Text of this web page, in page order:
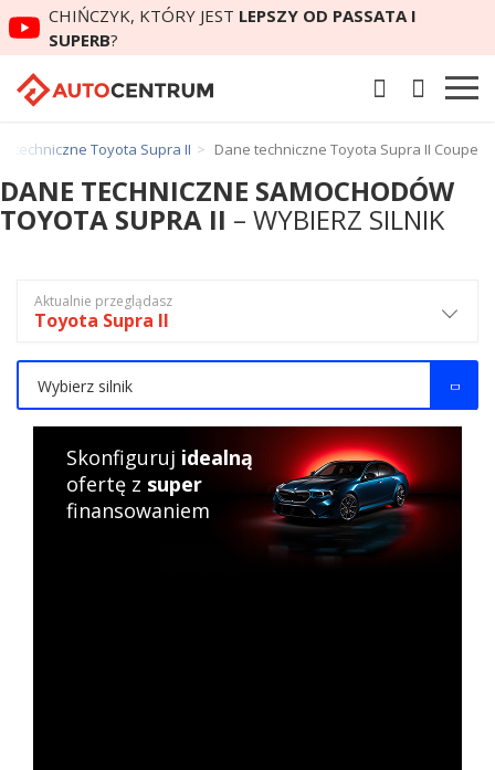
CHIŃCZYK, KTÓRY JEST LEPSZY OD PASSATA I
SUPERB?
techniczne Toyota Supra II Dane techniczne Toyota Supra II Coupe
DANE TECHNICZNE SAMOCHODÓW
TOYOTA SUPRA II – WYBIERZ SILNIK
Aktualnie przeglądasz
Toyota Supra II
Wybierz silnik
Skonfiguruj idealną
ofertę z super
finansowaniem